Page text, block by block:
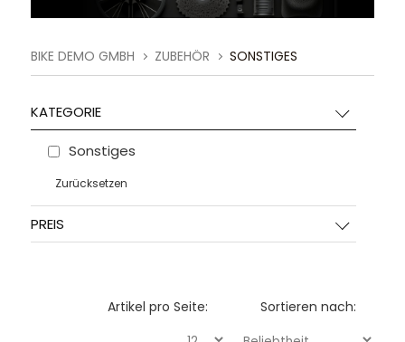
BIKE DEMO GMBH ZUBEHÖR SONSTIGES
KATEGORIE
Sonstiges
Zurücksetzen
PREIS
Sortieren nach:
Artikel pro Seite: